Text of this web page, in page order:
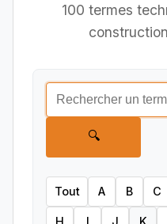
100 termes
🔍
Tout A B C
H I J K